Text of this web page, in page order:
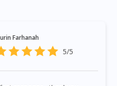
Farhanah
5/5